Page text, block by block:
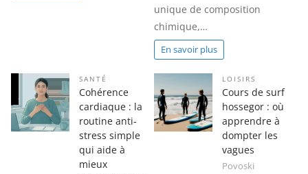
unique de composition
chimique,…
En savoir plus
SANTÉ
Cohérence
cardiaque : la
routine anti-
stress simple
qui aide à
mieux
LOISIRS
Cours de surf
hossegor : où
apprendre à
dompter les
vagues
Povoski